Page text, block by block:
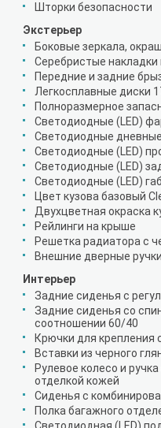
Шторки безопасности
Экстерьер
Боковые зеркала,
Серебристые
Передние и задние
Легкосплавные диски
Полноразмерное
Светодиодные (LED)
Светодиодные дневные
Светодиодные (LED)
Светодиодные (LED)
Светодиодные (LED)
Цвет кузова базовый
Двухцветная окраска
Рейлинги на крыше
Решетка радиатора с
Внешние дверные
Интерьер
Задние сиденья с
Задние сиденья со
соотношении 60/40
Крючки для крепления
Вставки из черного
Рулевое колесо и
отделкой кожей
Сиденья с
Полка багажного